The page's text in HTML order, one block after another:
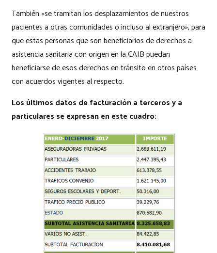
También «se tramitan los desplazamientos de nuestros
pacientes a otras comunidades o incluso al extranjero», para
que estas personas que son beneficiarios de derechos a
asistencia sanitaria con origen en la CAIB puedan
beneficiarse de esos derechos en tránsito en otros países
con acuerdos vigentes al respecto.
Los últimos datos de facturación a terceros y a
particulares se expresan en este cuadro: